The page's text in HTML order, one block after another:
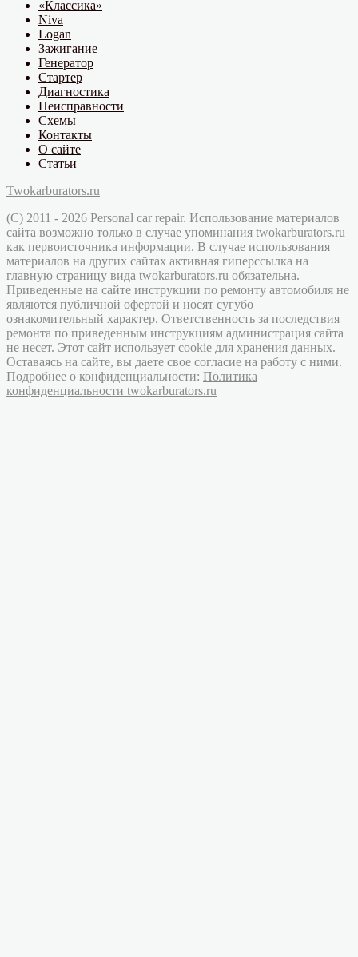
«Классика»
Niva
Logan
Зажигание
Генератор
Стартер
Диагностика
Неисправности
Схемы
Контакты
О сайте
Статьи
Twokarburators.ru
(C) 2011 - 2026 Personal car repair. Использование материалов
сайта возможно только в случае упоминания twokarburators.ru
как первоисточника информации. В случае использования
материалов на других сайтах активная гиперссылка на
главную страницу вида twokarburators.ru обязательна.
Приведенные на сайте инструкции по ремонту автомобиля не
являются публичной офертой и носят сугубо
ознакомительный характер. Ответственность за последствия
ремонта по приведенным инструкциям администрация сайта
не несет. Этот сайт использует cookie для хранения данных.
Оставаясь на сайте, вы даете свое согласие на работу с ними.
Подробнее о конфиденциальности: Политика
конфиденциальности twokarburators.ru